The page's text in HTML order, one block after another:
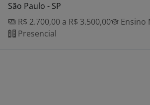
São Paulo - SP
R$ 2.700,00 a R$ 3.500,00
Ensino
Presencial